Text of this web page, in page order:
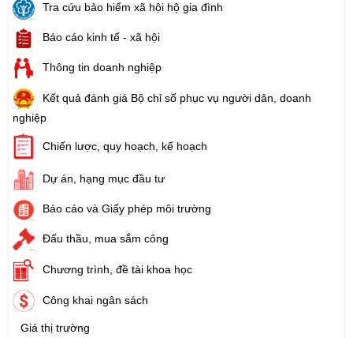
Tra cứu bảo hiểm xã hội hộ gia đình
Báo cáo kinh tế - xã hội
Thông tin doanh nghiệp
Kết quả đánh giá Bộ chỉ số phục vụ người dân, doanh
nghiệp
Chiến lược, quy hoạch, kế hoạch
Dự án, hạng mục đầu tư
Báo cáo và Giấy phép môi trường
Đấu thầu, mua sắm công
Chương trình, đề tài khoa học
Công khai ngân sách
Giá thị trường